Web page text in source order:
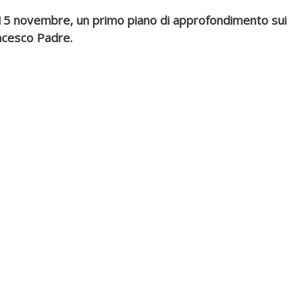
novembre, un primo piano di approfondimento sui
Padre.